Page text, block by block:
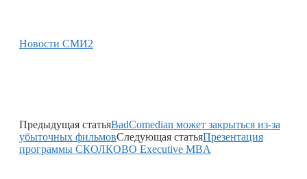
Новости СМИ2
Предыдущая статьяBadComedian может закрыться из-за
убыточных фильмовСледующая статьяПрезентация
программы СКОЛКОВО Executive MBA